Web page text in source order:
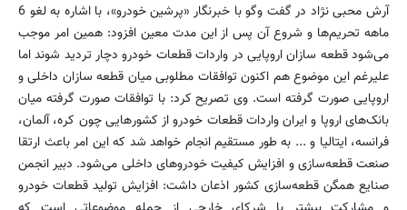
آرش محبی نژاد در گفت وگو با خبرنگار «پرشین خودرو»، با اشاره به لغو 6
ماهه تحریم‌ها و شروع آن پس از این مدت معین افزود: همین امر موجب
می‌شود قطعه سازان اروپایی در واردات قطعات خودرو دچار تردید شوند اما
علیرغم این موضوع هم اکنون توافقات مطلوبی میان قطعه سازان داخلی و
اروپایی صورت گرفته است. وی تصریح کرد: با توافقات صورت گرفته میان
بانک‌های اروپا و ایران واردات قطعات خودرو از کشورهایی چون کره، آلمان،
فرانسه، ایتالیا و ... به طور مستقیم انجام خواهد شد که این امر باعث ارتقا
صنعت قطعه‌سازی و افزایش کیفیت خودروهای داخلی می‌شود. دبیر انجمن
صنایع همگن قطعه‌سازی کشور اذعان داشت: افزایش تولید قطعات خودرو